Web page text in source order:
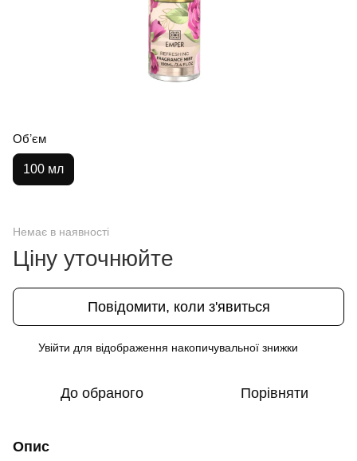
Обʼєм
100 мл
Немає в наявності
Ціну уточнюйте
Повідомити, коли з'явиться
Увійти для відображення накопичувальної знижки
До обраного Порівняти
Опис